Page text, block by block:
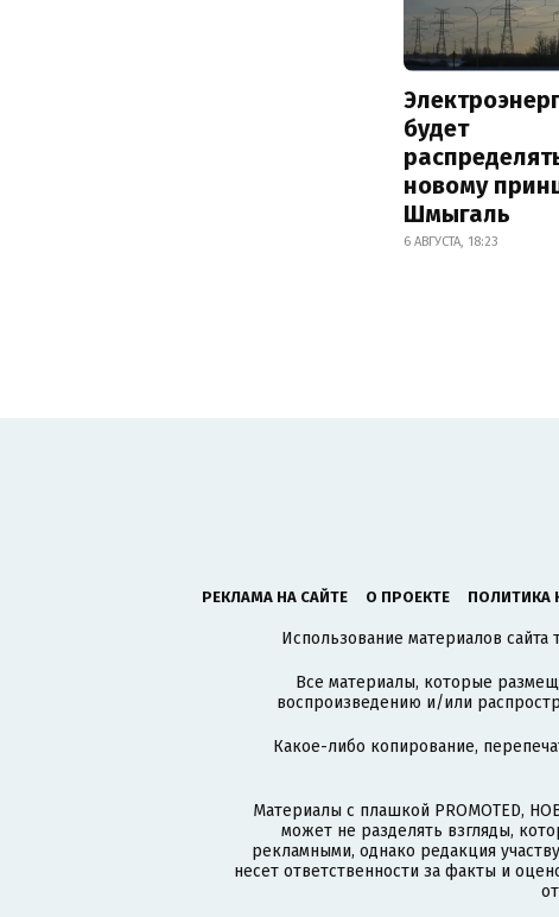
будет
новому
Шмыгаль
6 АВГУСТА, 18:23
РЕКЛАМА НА САЙТЕ О ПРОЕКТЕ ПОЛИТИКА
Использование материалов
Все материалы, которые
воспроизведению и/или
Какое-либо копирование,
Материалы с плашкой PROMOTED,
может не разделять взгляды,
рекламными, однако редакция
несет ответственности за факты и